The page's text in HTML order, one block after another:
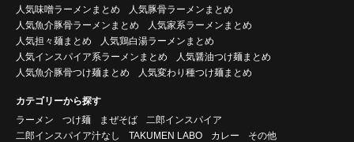
人気味噌ラーメンまとめ
人気豚骨ラーメンまとめ
人気魚介豚骨ラーメンまとめ
人気家系ラーメンまとめ
人気担々麺まとめ
人気鶏白湯ラーメンまとめ
人気インスパイア系ラーメンまとめ
人気醤油つけ麺まとめ
人気魚介豚骨つけ麺まとめ
人気変わり種つけ麺まとめ
カテゴリーから探す
ラーメン
つけ麺 まぜそば
二郎インスパイア
二郎インスパイア汁なし
TAKUMEN LABO カレー その他